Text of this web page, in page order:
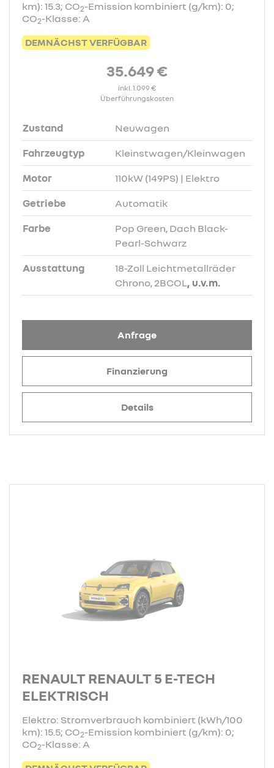
km): 15.3; CO2-Emission kombiniert (g/km): 0;
CO2-Klasse: A
DEMNÄCHST VERFÜGBAR
35.649 €
inkl. 1.099 €
Überführungskosten
Zustand Neuwagen
Fahrzeugtyp Kleinstwagen/Kleinwagen
Motor 110kW (149PS) | Elektro
Getriebe Automatik
Farbe
Pop Green, Dach Black-
Pearl-Schwarz
Ausstattung
18-Zoll Leichtmetallräder
Chrono, 2BCOL, u.v.m.
Anfrage
Finanzierung
Details
RENAULT RENAULT 5 E-TECH
ELEKTRISCH
Elektro: Stromverbrauch kombiniert (kWh/100
km): 15.5; CO2-Emission kombiniert (g/km): 0;
CO2-Klasse: A